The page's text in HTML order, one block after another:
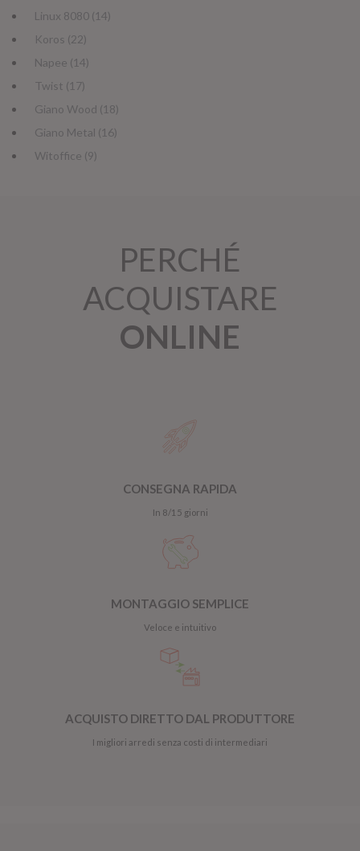
Linux 8080 (14)
Koros (22)
Napee (14)
Twist (17)
Giano Wood (18)
Giano Metal (16)
Witoffice (9)
PERCHÉ
ACQUISTARE
ONLINE
CONSEGNA RAPIDA
In 8/15 giorni
MONTAGGIO SEMPLICE
Veloce e intuitivo
ACQUISTO DIRETTO DAL PRODUTTORE
I migliori arredi senza costi di intermediari